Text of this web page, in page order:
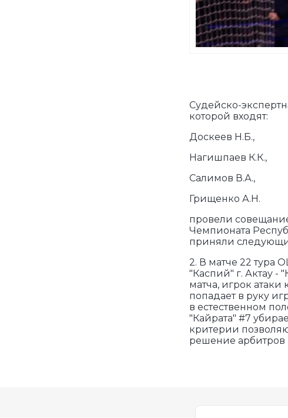
Судейско-
которой входят:
Доскеев Н.Б.,
Нагишпаев К.К.,
Салимов В.А.,
Грищенко А.Н.
провели
Чемпионата
приняли
2. В матче 22 тура
"Каспий" г. Актау -
матча, игрок
попадает в руку
в естественном
"Кайрата" #7
критерии
решение арбитров